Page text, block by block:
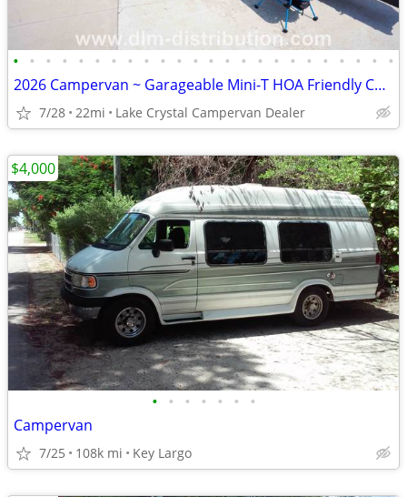
• • • • • • • • • • • • • • • • • • • • • • • •
2026 Campervan ~ Garageable Mini-T HOA Friendly Camping Van
7/28 22mi Lake Crystal Campervan Dealer
• • • • • • •
Campervan
7/25 108k mi Key Largo
$4,000